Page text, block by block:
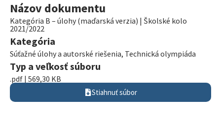
Názov dokumentu
Kategória B – úlohy (maďarská verzia) | Školské kolo
2021/2022
Kategória
Súťažné úlohy a autorské riešenia, Technická olympiáda
Typ a veľkosť súboru
.pdf | 569,30 KB
Stiahnuť súbor